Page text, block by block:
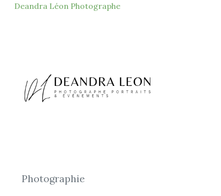
Deandra Léon Photographe
Photographie